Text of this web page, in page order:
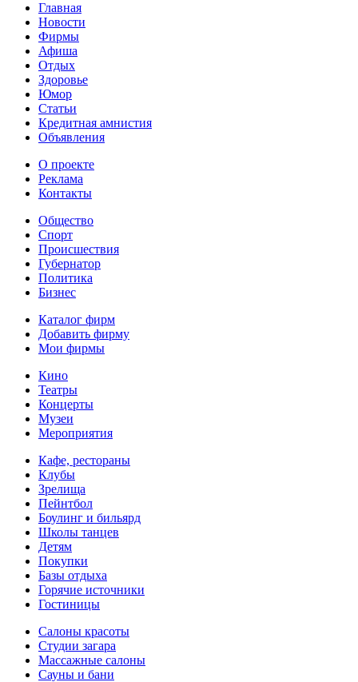
Главная
Новости
Фирмы
Афиша
Отдых
Здоровье
Юмор
Статьи
Кредитная амнистия
Объявления
О проекте
Реклама
Контакты
Общество
Спорт
Происшествия
Губернатор
Политика
Бизнес
Каталог фирм
Добавить фирму
Мои фирмы
Кино
Театры
Концерты
Музеи
Мероприятия
Кафе, рестораны
Клубы
Зрелища
Пейнтбол
Боулинг и бильярд
Школы танцев
Детям
Покупки
Базы отдыха
Горячие источники
Гостиницы
Салоны красоты
Студии загара
Массажные салоны
Сауны и бани